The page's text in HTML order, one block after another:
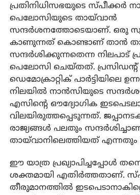
പ്രതിനിധിസഭയുടെ സ്പീക്കർ
പെലോസിയുടെ തായ്‌വാൻ
സന്ദർശനത്തോടെയാണ്. ഒരു
കാണുന്നത് കൊണ്ടാണ് താൻ
സന്ദർശിക്കുന്നതെന്ന നിലപാട്
പെലോസി ചെയ്തത്.
ഡെമോക്രാറ്റിക് പാർട്ടിയിലെ
നിലയിൽ നാൻസിയുടെ
എസിന്റെ ഔദ്യോഗിക
വിലയിരുത്തപ്പെടുന്നത്.
രാജ്യങ്ങൾ പലതും
തായ്‌വാനിലെത്തിയത് എന്നതും
ഈ യാത്ര പ്രഖ്യാപിച്ചപ്പോൾ
ശക്തമായി എതിർത്തതാണ്.
തീരുമാനത്തിൽ